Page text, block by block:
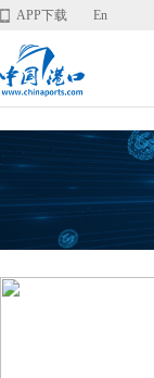
APP下载 En